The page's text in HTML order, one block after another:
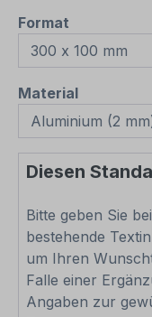
Format
Materialauswählen
Diesen
Bitte geben Sie
bestehende
um Ihren
Falle einer
Angaben zur